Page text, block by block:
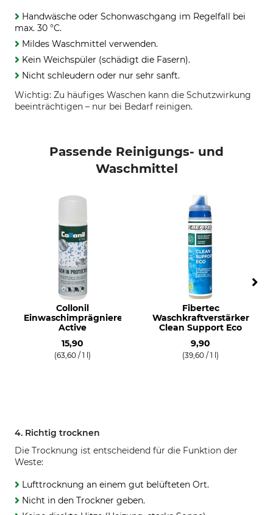
Handwäsche oder Schonwaschgang im Regelfall bei
max. 30 °C.
Mildes Waschmittel verwenden.
Kein Weichspüler (schädigt die Fasern).
Nicht schleudern oder nur sehr sanft.
Wichtig: Zu häufiges Waschen kann die Schutzwirkung
beeinträchtigen – nur bei Bedarf reinigen.
Passende Reinigungs- und
Waschmittel
Collonil
Einwaschimprägnierer
Active
15,90
(63,60 / 1 l)
Fibertec
Waschkraftverstärker
Clean Support Eco
9,90
(39,60 / 1 l)
4. Richtig trocknen
Die Trocknung ist entscheidend für die Funktion der
Weste:
Lufttrocknung an einem gut belüfteten Ort.
Nicht in den Trockner geben.